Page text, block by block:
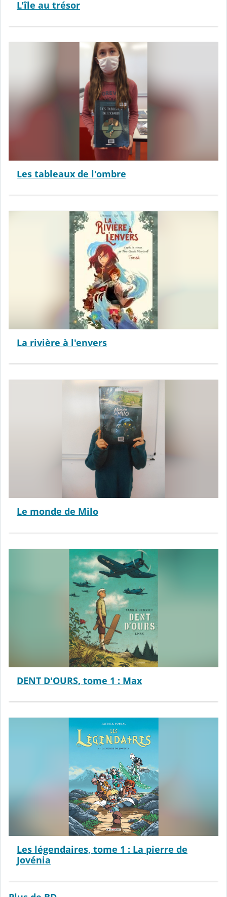
L'île au trésor
Les tableaux de l'ombre
La rivière à l'envers
Le monde de Milo
DENT D'OURS, tome 1 : Max
Les légendaires, tome 1 : La pierre de
Jovénia